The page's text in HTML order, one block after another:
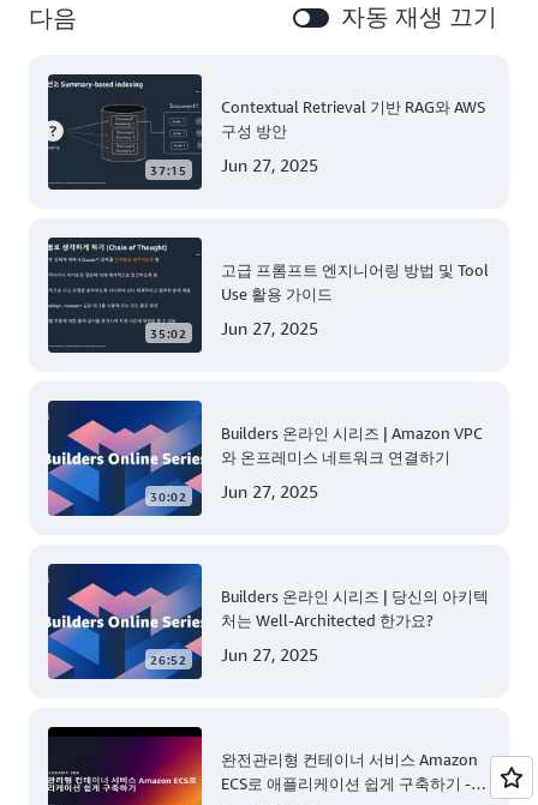
다음 자동 재생 끄기
37:15
Contextual Retrieval 기반 RAG와 AWS
구성 방안
Jun 27, 2025
35:02
고급 프롬프트 엔지니어링 방법 및 Tool
Use 활용 가이드
Jun 27, 2025
30:02
Builders 온라인 시리즈 | Amazon VPC
와 온프레미스 네트워크 연결하기
Jun 27, 2025
26:52
Builders 온라인 시리즈 | 당신의 아키텍
처는 Well-Architected 한가요?
Jun 27, 2025
완전관리형 컨테이너 서비스 Amazon
ECS로 애플리케이션 쉽게 구축하기 -